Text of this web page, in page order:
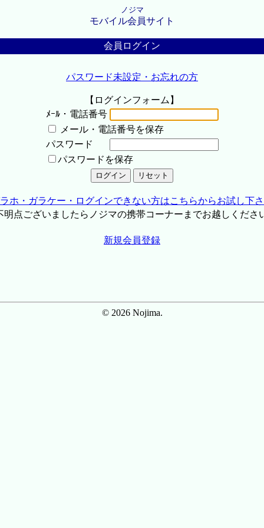
ノジマ
モバイル会員サイト
会員ログイン
パスワード未設定・お忘れの方
【ログインフォーム】
ﾒｰﾙ・電話番号
メール・電話番号を保存
パスワード
パスワードを保存
ホ・ガラケー・ログインできない方はこちらからお試し下
点ございましたらノジマの携帯コーナーまでお越しくださ
新規会員登録
© 2026 Nojima.